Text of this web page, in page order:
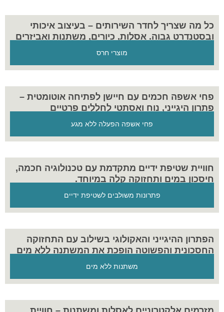
כל מה שצריך לחדר השירותים – בעיצוב איכותי
ובסטנדרט גבוה. אסלות, כיורים, משתנות ואביזרים
מוצרי חרס
פחי אשפה חכמים עם חיישן לפתיחה אוטומטית –
פתרון היגייני, נוח ואסתטי לחללים פרטיים
פחי אשפה הפעלה ללא מגע
חוויית שטיפת ידיים מתקדמת עם טכנולוגיה חכמה,
חיסכון במים ותחזוקה קלה במיוחד.
פתרונות משולבים לשטיפת ידיים
הפתרון ההיגייני והאקולוגי בשילוב עם התחזוקה
החסכונית והפשוטה הופכת את המשתנה ללא מים
משתנות ללא מים